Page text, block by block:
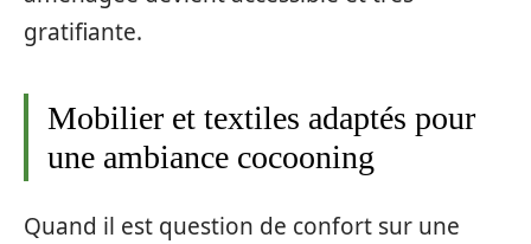
gratifiante.
Mobilier et textiles adaptés pour
une ambiance cocooning
Quand il est question de confort sur une